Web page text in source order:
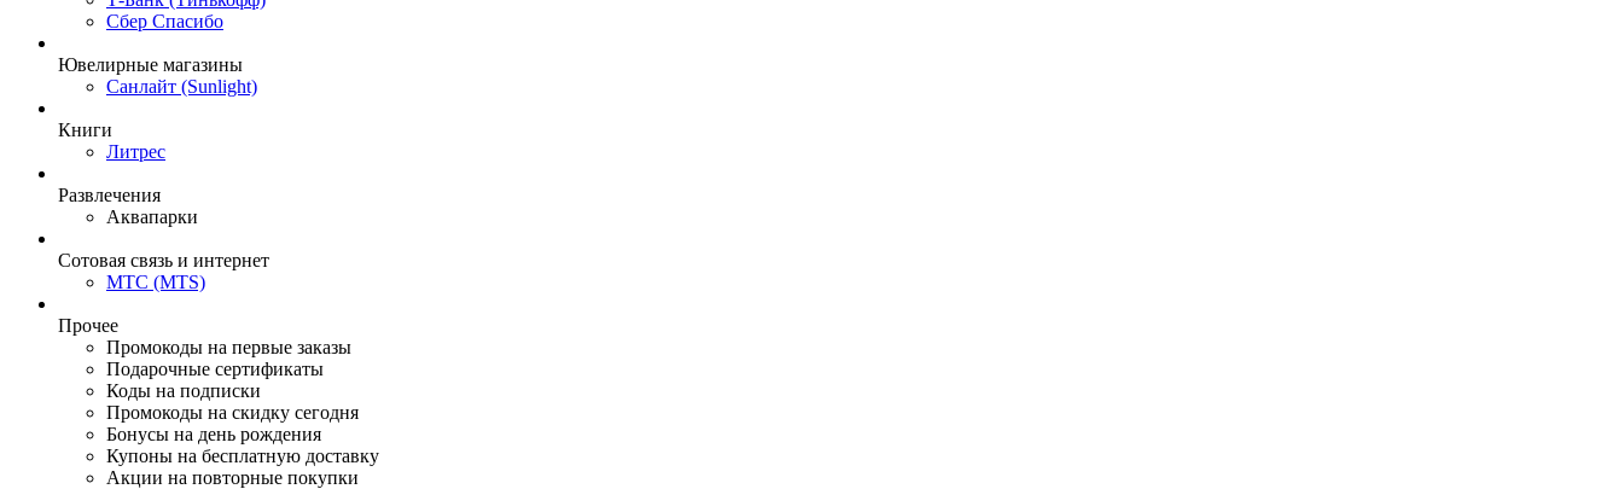
Сбер Спасибо
Ювелирные магазины
Санлайт (Sunlight)
Книги
Литрес
Развлечения
Аквапарки
Сотовая связь и интернет
МТС (MTS)
Прочее
Промокоды на первые заказы
Подарочные сертификаты
Коды на подписки
Промокоды на скидку сегодня
Бонусы на день рождения
Купоны на бесплатную доставку
Акции на повторные покупки